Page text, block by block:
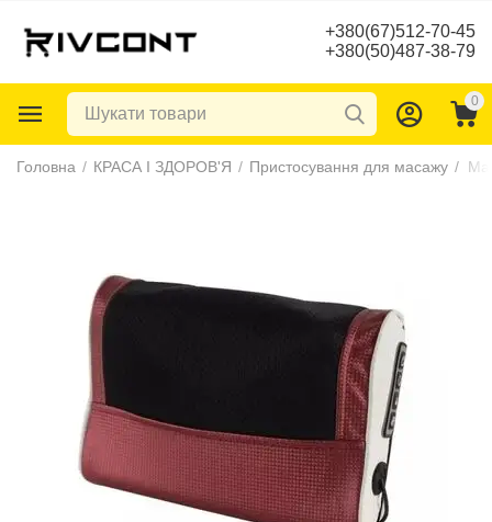
+380(67)512-70-45
+380(50)487-38-79
0
Головна / КРАСА І ЗДОРОВ'Я / Пристосування для масажу /